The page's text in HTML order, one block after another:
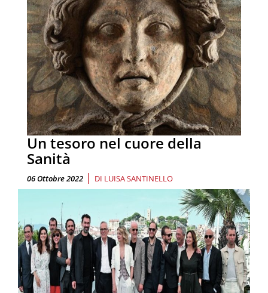
Un tesoro nel cuore della
Sanità
06 Ottobre 2022 | DI LUISA SANTINELLO